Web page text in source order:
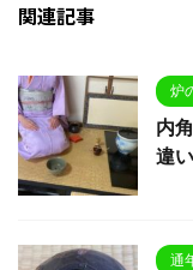
関連記事
炉
内
違
通